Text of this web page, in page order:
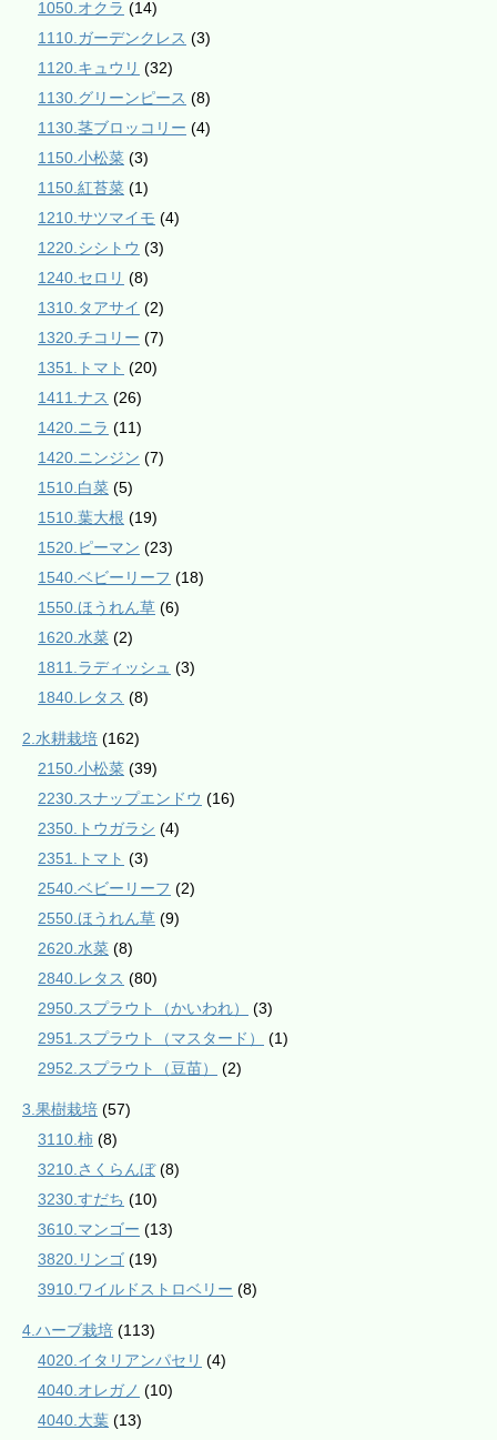
1050.オクラ (14)
1110.ガーデンクレス (3)
1120.キュウリ (32)
1130.グリーンピース (8)
1130.茎ブロッコリー (4)
1150.小松菜 (3)
1150.紅苔菜 (1)
1210.サツマイモ (4)
1220.シシトウ (3)
1240.セロリ (8)
1310.タアサイ (2)
1320.チコリー (7)
1351.トマト (20)
1411.ナス (26)
1420.ニラ (11)
1420.ニンジン (7)
1510.白菜 (5)
1510.葉大根 (19)
1520.ピーマン (23)
1540.ベビーリーフ (18)
1550.ほうれん草 (6)
1620.水菜 (2)
1811.ラディッシュ (3)
1840.レタス (8)
2.水耕栽培 (162)
2150.小松菜 (39)
2230.スナップエンドウ (16)
2350.トウガラシ (4)
2351.トマト (3)
2540.ベビーリーフ (2)
2550.ほうれん草 (9)
2620.水菜 (8)
2840.レタス (80)
2950.スプラウト（かいわれ）
(3)
2951.スプラウト（マスタード）
(1)
2952.スプラウト（豆苗）
(2)
3.果樹栽培 (57)
3110.柿 (8)
3210.さくらんぼ(8)
3230.すだち (10)
3610.マンゴー (13)
3820.リンゴ (19)
3910.ワイルドストロベリー (8)
4.ハーブ栽培 (113)
4020.イタリアンパセリ (4)
4040.オレガノ (10)
4040.大葉 (13)